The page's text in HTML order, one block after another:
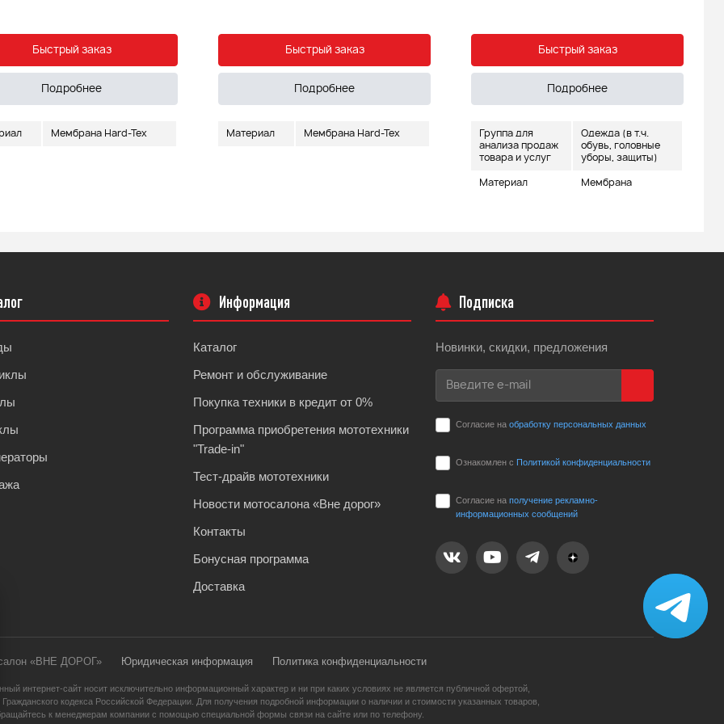
Быстрый заказ
Подробнее
Мембрана Hard-Tex
Быстрый заказ
Подробнее
Материал Мембрана Hard-Tex
Быстрый заказ
Подробнее
Группа для
анализа продаж
товара и услуг
Одежда (в т.ч.
обувь, головные
уборы, защиты)
Материал Мембрана
Информация
Каталог
Ремонт и обслуживание
Покупка техники в кредит от 0%
Программа приобретения мототехники
"Trade-in"
Тест-драйв мототехники
Новости мотосалона «Вне дорог»
Контакты
Бонусная программа
Доставка
Подписка
Новинки, скидки, предложения
Согласие на обработку персональных данных
Ознакомлен с Политикой конфиденциальности
Согласие на получение рекламно-
информационных сообщений
«ВНЕ ДОРОГ» Юридическая информация Политика конфиденциальности
интернет-сайт носит исключительно информационный характер и ни при каких условиях не является публичной офертой,
кодекса Российской Федерации. Для получения подробной информации о наличии и стоимости указанных товаров,
к менеджерам компании с помощью специальной формы связи на сайте или по телефону.